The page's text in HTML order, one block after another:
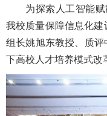
为探索人工智能
我校质量保障信息化建
组长姚旭东教授、质
下高校人才培养模式改